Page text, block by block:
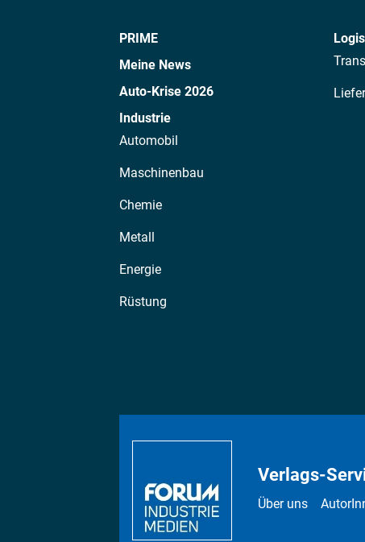
PRIME
Meine News
Auto-Krise 2026
Industrie
Automobil
Maschinenbau
Chemie
Metall
Energie
Rüstung
Verlags-
Über uns